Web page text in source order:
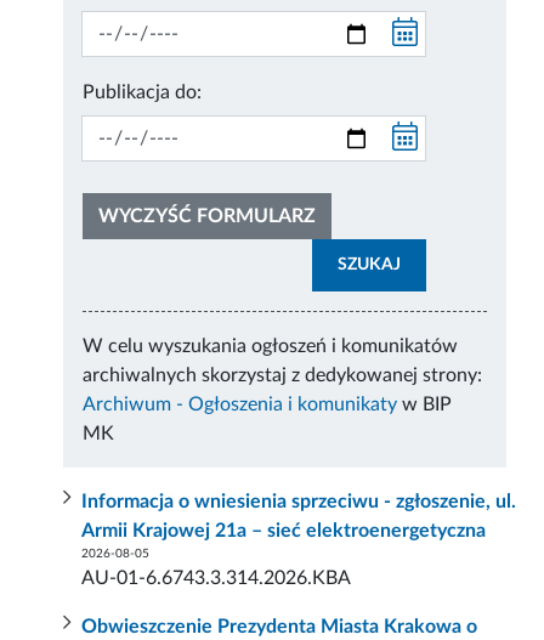
Publikacja do:
WYCZYŚĆ FORMULARZ
SZUKAJ
W celu wyszukania ogłoszeń i komunikatów
archiwalnych skorzystaj z dedykowanej strony:
Archiwum - Ogłoszenia i komunikaty w BIP
MK
Informacja o wniesienia sprzeciwu - zgłoszenie, ul.
Armii Krajowej 21a – sieć elektroenergetyczna
2026-08-05
AU-01-6.6743.3.314.2026.KBA
Obwieszczenie Prezydenta Miasta Krakowa o